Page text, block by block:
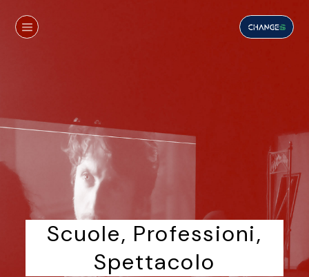
Scuole, Professioni,
Spettacolo